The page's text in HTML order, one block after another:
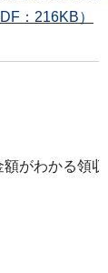
：216KB）
がわかる領